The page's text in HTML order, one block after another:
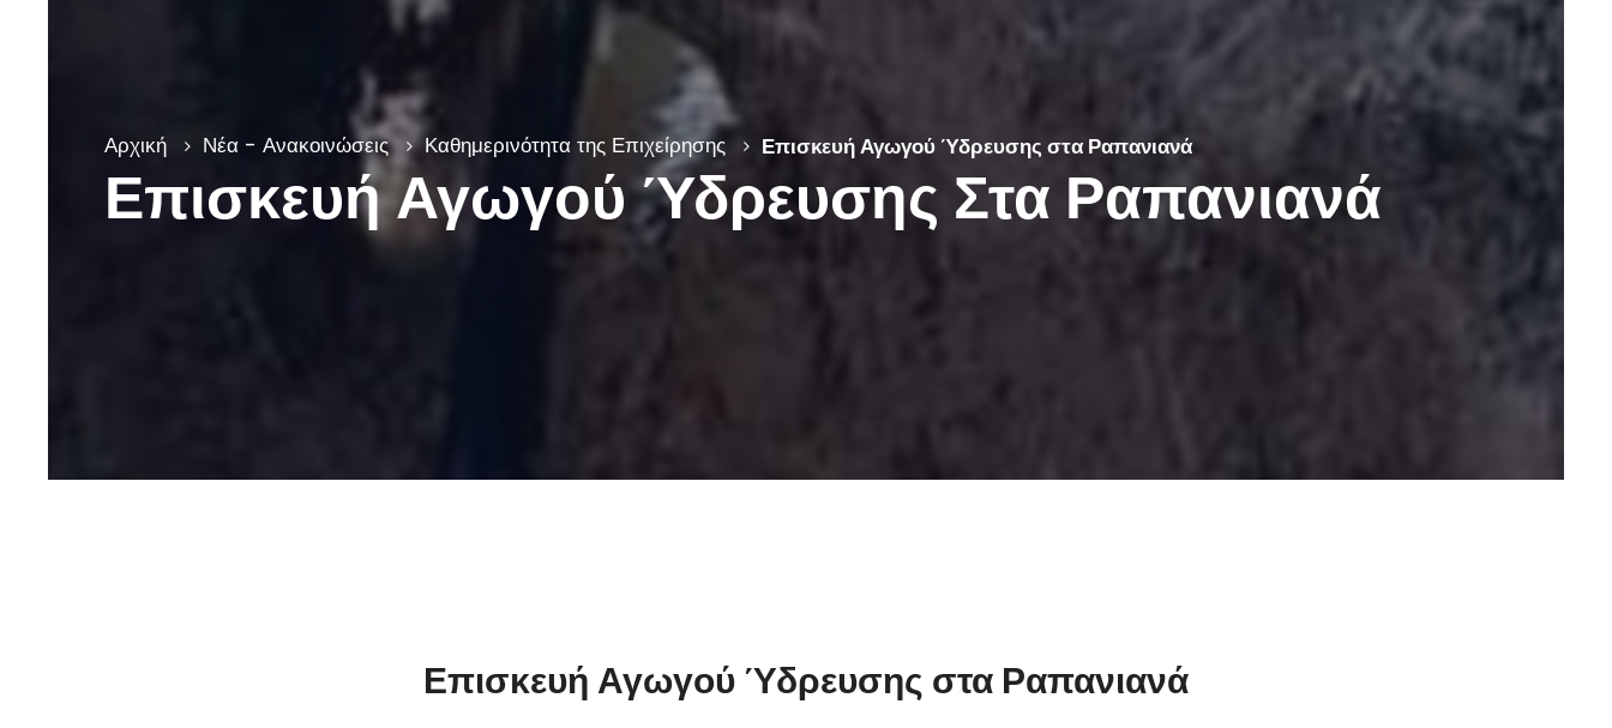
Αρχική Νέα - Ανακοινώσεις Καθημερινότητα της Επιχείρησης Επισκευή Αγωγού Ύδρευσης στα Ραπανιανά
Επισκευή Αγωγού Ύδρευσης Στα Ραπανιανά
Επισκευή Αγωγού Ύδρευσης στα Ραπανιανά